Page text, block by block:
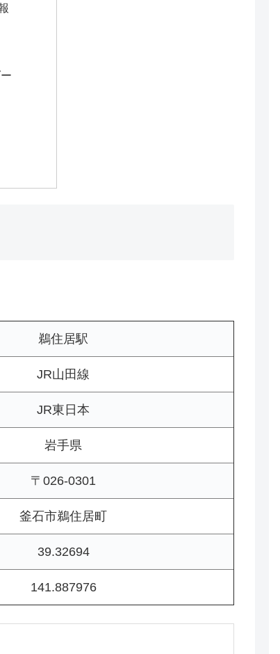
鵜住居駅
JR山田線
JR東日本
岩手県
〒026-0301
釜石市鵜住居町
39.32694
141.887976